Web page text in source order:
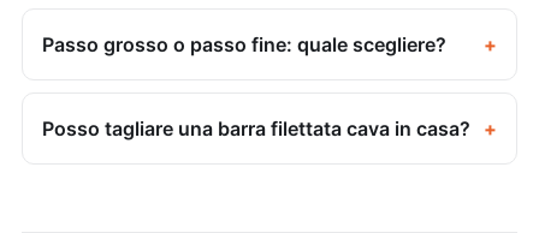
Passo grosso o passo fine: quale scegliere?
Posso tagliare una barra filettata cava in casa?